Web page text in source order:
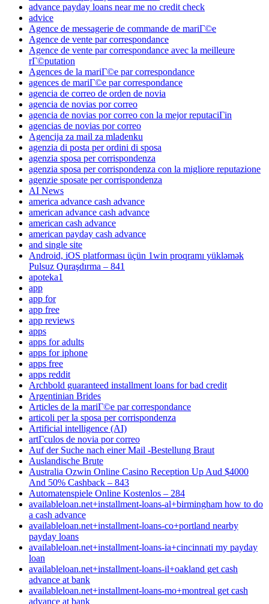
advance payday loans near me no credit check
advice
Agence de messagerie de commande de mariГ©e
Agence de vente par correspondance
Agence de vente par correspondance avec la meilleure
rГ©putation
Agences de la mariГ©e par correspondance
agences de mariГ©e par correspondance
agencia de correo de orden de novia
agencia de novias por correo
agencia de novias por correo con la mejor reputaciГіn
agencias de novias por correo
Agencija za mail za mladenku
agenzia di posta per ordini di sposa
agenzia sposa per corrispondenza
agenzia sposa per corrispondenza con la migliore reputazione
agenzie sposate per corrispondenza
AI News
america advance cash advance
american advance cash advance
american cash advance
american payday cash advance
and single site
Android, iOS platforması üçün 1win proqramı yükləmək
Pulsuz Quraşdırma – 841
apoteka1
app
app for
app free
app reviews
apps
apps for adults
apps for iphone
apps free
apps reddit
Archbold guaranteed installment loans for bad credit
Argentinian Brides
Articles de la mariГ©e par correspondance
articoli per la sposa per corrispondenza
Artificial intelligence (AI)
artГ­culos de novia por correo
Auf der Suche nach einer Mail -Bestellung Braut
Auslandische Brute
Australia Ozwin Online Casino Reception Up Aud $4000
And 50% Cashback – 843
Automatenspiele Online Kostenlos – 284
availableloan.net+installment-loans-al+birmingham how to do
a cash advance
availableloan.net+installment-loans-co+portland nearby
payday loans
availableloan.net+installment-loans-ia+cincinnati my payday
loan
availableloan.net+installment-loans-il+oakland get cash
advance at bank
availableloan.net+installment-loans-mo+montreal get cash
advance at bank